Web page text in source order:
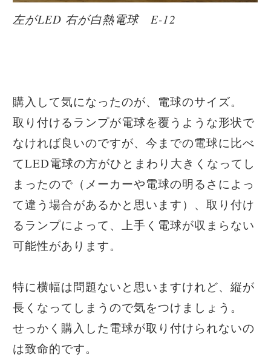
左がLED 右が白熱電球 E-12
購入して気になったのが、電球のサイズ。
取り付けるランプが電球を覆うような形状で
なければ良いのですが、今までの電球に比べ
てLED電球の方がひとまわり大きくなってし
まったので（メーカーや電球の明るさによっ
て違う場合があるかと思います）、取り付け
るランプによって、上手く電球が収まらない
可能性があります。
特に横幅は問題ないと思いますけれど、縦が
長くなってしまうので気をつけましょう。
せっかく購入した電球が取り付けられないの
は致命的です。